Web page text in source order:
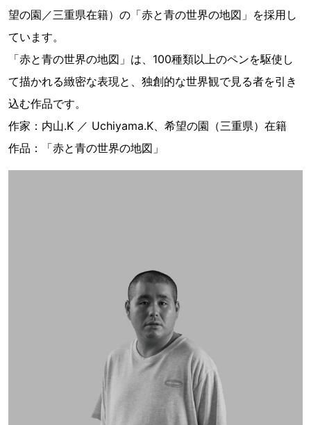
望の園／三重県在籍）の「赤と青の世界の地図」を採用し
ています。
「赤と青の世界の地図」は、100種類以上のペンを駆使し
て描かれる緻密な表現と、独創的な世界観で見る者を引き
込む作品です。
作家：内山.K ／ Uchiyama.K、希望の園（三重県）在籍
作品：「赤と青の世界の地図」